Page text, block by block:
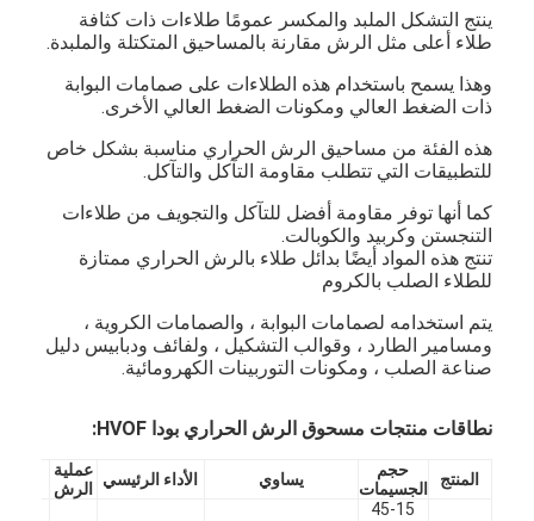
ينتج التشكل الملبد والمكسر عمومًا طلاءات ذات كثافة
طلاء أعلى مثل الرش مقارنة بالمساحيق المتكتلة والملبدة.
وهذا يسمح باستخدام هذه الطلاءات على صمامات البوابة
ذات الضغط العالي ومكونات الضغط العالي الأخرى.
هذه الفئة من مساحيق الرش الحراري مناسبة بشكل خاص
للتطبيقات التي تتطلب مقاومة التآكل والتآكل.
كما أنها توفر مقاومة أفضل للتآكل والتجويف من طلاءات
التنجستن وكربيد والكوبالت.
تنتج هذه المواد أيضًا بدائل طلاء بالرش الحراري ممتازة
للطلاء الصلب بالكروم
يتم استخدامه لصمامات البوابة ، والصمامات الكروية ،
ومسامير الطارد ، وقوالب التشكيل ، ولفائف ودبابيس دليل
صناعة الصلب ، ومكونات التوربينات الكهرومائية.
نطاقات منتجات مسحوق الرش الحراري بودا HVOF:
المنتج
حجم
الجسيمات
يساوي الأداء الرئيسي عملية
الرش
45-15